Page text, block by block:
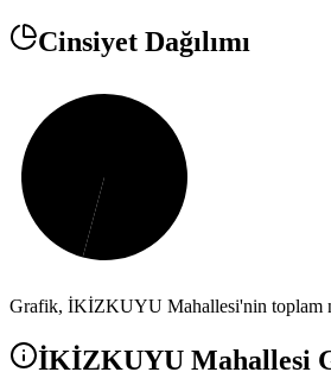
Cinsiyet Dağılımı
Grafik, İKİZKUYU Mahallesi'nin toplam
İKİZKUYU Mahallesi